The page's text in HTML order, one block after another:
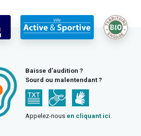
Baisse d’audition ?
Sourd ou malentendant ?
Appelez-nous en cliquant ici.